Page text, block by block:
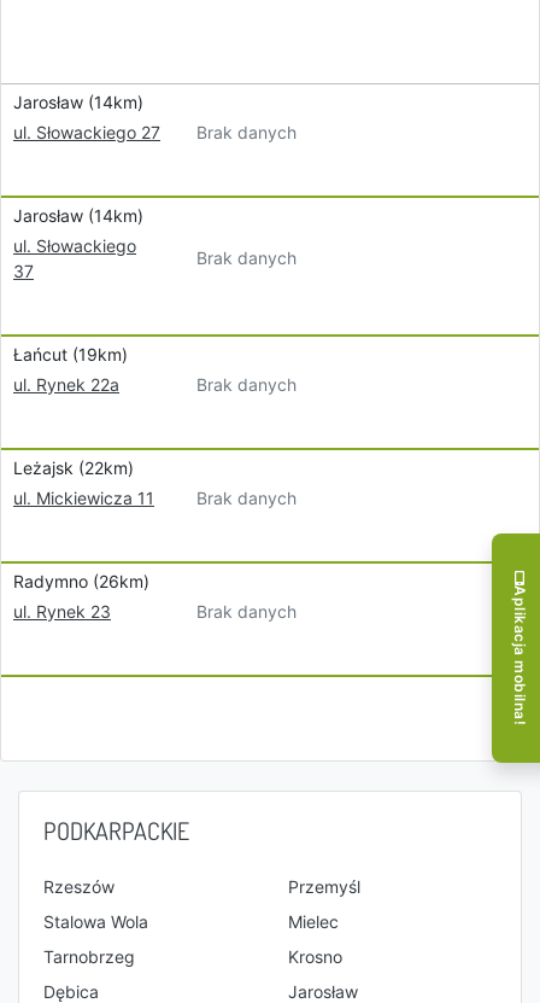
Jarosław (14km)
ul. Słowackiego 27
Brak danych
Jarosław (14km)
ul. Słowackiego
37
Brak danych
Łańcut (19km)
ul. Rynek 22a
Brak danych
Leżajsk (22km)
ul. Mickiewicza 11
Brak danych
Radymno (26km)
ul. Rynek 23
Brak danych
PODKARPACKIE
Rzeszów
Przemyśl
Stalowa Wola
Mielec
Tarnobrzeg
Krosno
Dębica
Jarosław
Aplikacja mobilna!